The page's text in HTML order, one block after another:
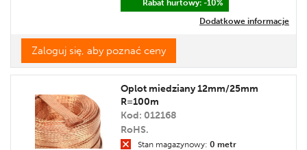
Rabat hurtowy: -10%
Dodatkowe informacje
Zaloguj się, aby poznać ceny
Oplot miedziany 12mm/25mm
R=100m
Kod: 012168
RoHS.
Stan magazynowy: 0 metr